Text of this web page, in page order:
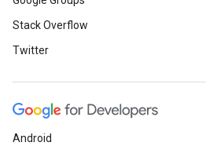
Stack Overflow
Twitter
Android